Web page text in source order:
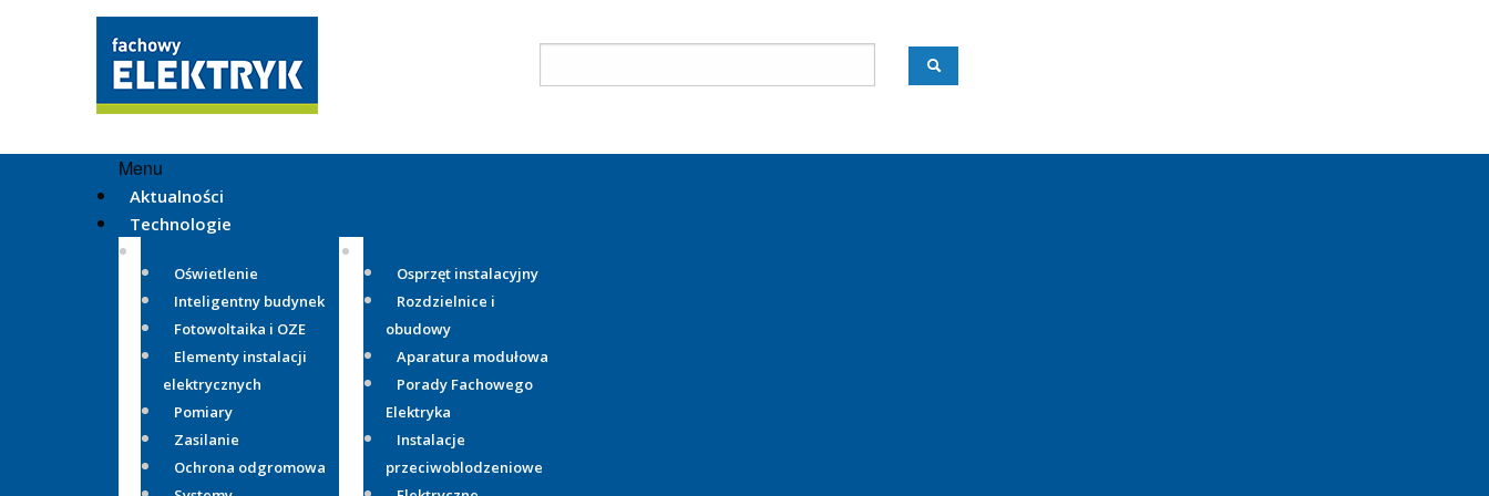
Menu
Aktualności
Technologie
Oświetlenie
Inteligentny budynek
Fotowoltaika i OZE
Elementy instalacji
elektrycznych
Pomiary
Zasilanie
Ochrona odgromowa
Osprzęt instalacyjny
Rozdzielnice i
obudowy
Aparatura modułowa
Porady Fachowego
Elektryka
Instalacje
przeciwoblodzeniowe